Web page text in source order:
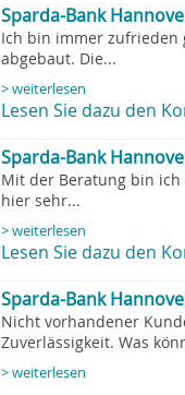
Sparda-Bank
Ich bin immer zufrieden
abgebaut. Die...
> weiterlesen
Lesen Sie dazu den
Sparda-Bank
Mit der Beratung bin
hier sehr...
> weiterlesen
Lesen Sie dazu den
Sparda-Bank
Nicht vorhandener
Zuverlässigkeit. Was
> weiterlesen